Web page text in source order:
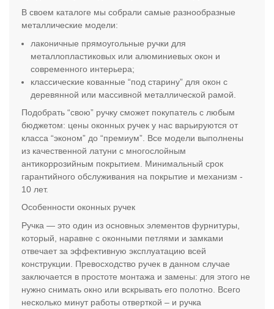
В своем каталоге мы собрали самые разнообразные
металлические модели:
лаконичные прямоугольные ручки для
металлопластиковых или алюминиевых окон и
современного интерьера;
классические кованные “под старину” для окон с
деревянной или массивной металлической рамой.
Подобрать “свою” ручку сможет покупатель с любым
бюджетом: цены оконных ручек у нас варьируются от
класса “эконом” до “премиум”. Все модели выполнены
из качественной латуни с многослойным
антикоррозийным покрытием. Минимальный срок
гарантийного обслуживания на покрытие и механизм -
10 лет.
Особенности оконных ручек
Ручка — это один из основных элементов фурнитуры,
который, наравне с оконными петлями и замками
отвечает за эффективную эксплуатацию всей
конструкции. Превосходство ручек в данном случае
заключается в простоте монтажа и замены: для этого не
нужно снимать окно или вскрывать его полотно. Всего
несколько минут работы отверткой – и ручка